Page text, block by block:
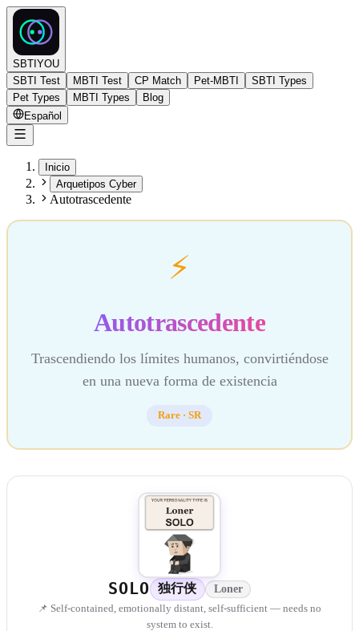
SBTIYOU
SBTI Test
MBTI Test CP Match Pet-MBTI
SBTI Types
Pet Types
MBTI Types
Blog
Español
Inicio
Arquetipos Cyber
Autotrascedente
⚡
Autotrascedente
Trascendiendo los límites humanos, convirtiéndose
en una nueva forma de existencia
Rare · SR
SOLO 独行侠 Loner
📌 Self-contained, emotionally distant, self-sufficient — needs no
system to exist.